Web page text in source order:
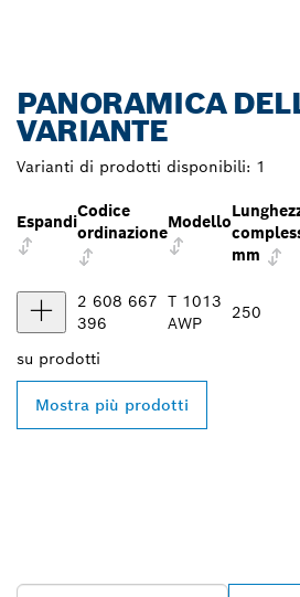
PANORAMICA
VARIANTE
Varianti di prodotti disponibili: 1
Espandi
Codice
ordinazione
Modello
mm
2 608 667
396
T 1013
AWP
250
su prodotti
Mostra più prodotti